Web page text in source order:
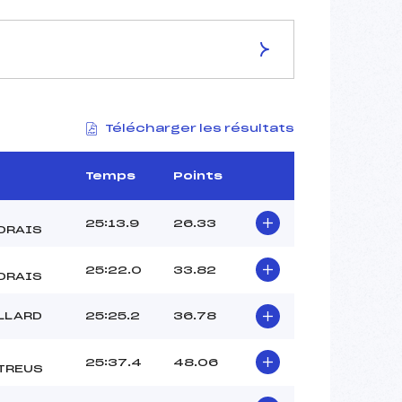
–
9.4 km
Télécharger les résultats
Temps Points
25:13.9 26.33
25:22.0 33.82
25:25.2 36.78
25:37.4 48.06